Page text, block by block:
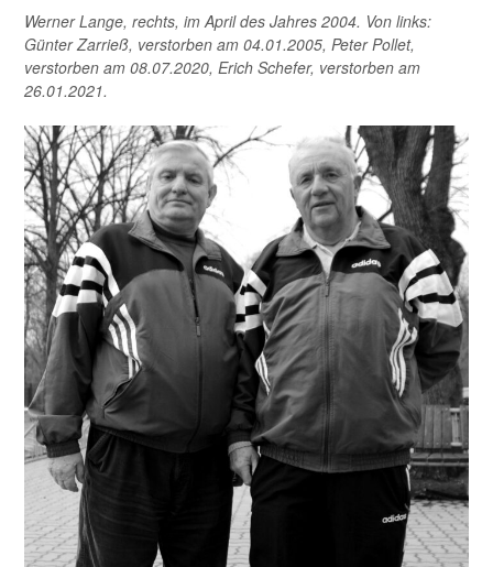
Werner Lange, rechts, im April des Jahres 2004. Von links:
Günter Zarrieß, verstorben am 04.01.2005, Peter Pollet,
verstorben am 08.07.2020, Erich Schefer, verstorben am
26.01.2021.